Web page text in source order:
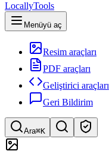
LocallyTools
Menüyü aç
Resim araçları
PDF araçları
Geliştirici araçları
Geri Bildirim
Ara⌘K